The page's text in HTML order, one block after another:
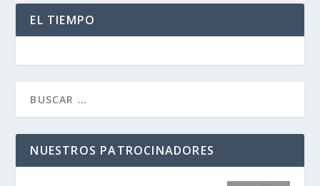
EL TIEMPO
NUESTROS PATROCINADORES